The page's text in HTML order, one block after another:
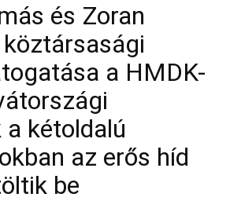
és Zoran
a HMDK-
kétoldalú
az erős híd
be